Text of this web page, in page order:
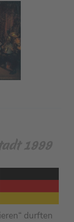
1999
durften